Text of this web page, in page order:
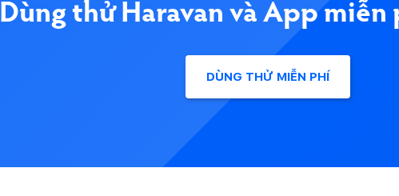
Dùng thử Haravan và App miễn
DÙNG THỬ MIỄN PHÍ